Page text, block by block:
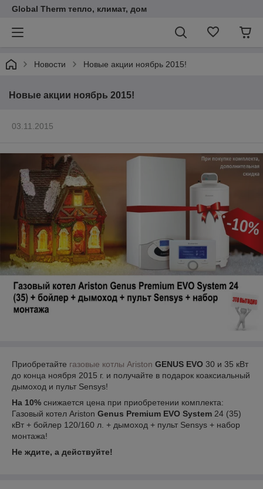
Global Therm тепло, климат, дом
Новости Новые акции ноябрь 2015!
Новые акции ноябрь 2015!
03.11.2015
Приобретайте газовые котлы Ariston GENUS EVO 30 и 35 кВт
до конца ноября 2015 г. и получайте в подарок коаксиальный
дымоход и пульт Sensys!
На 10% снижается цена при приобретении комплекта:
Газовый котел Ariston Genus Premium EVO System 24 (35)
кВт + бойлер 120/160 л. + дымоход + пульт Sensys + набор
монтажа!
Не ждите, а действуйте!